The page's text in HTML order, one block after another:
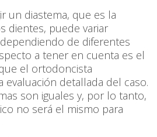
un diastema, que es la
dientes, puede variar
de diferentes
a tener en cuenta es el
el ortodoncista
evaluación detallada del caso.
son iguales y, por lo tanto,
no será el mismo para